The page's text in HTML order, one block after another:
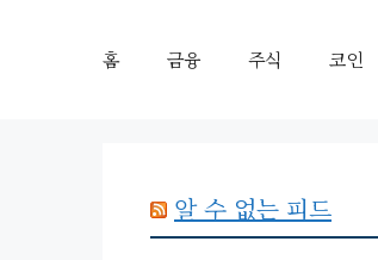
홈 금융 주식 코인
알 수 없는 피드